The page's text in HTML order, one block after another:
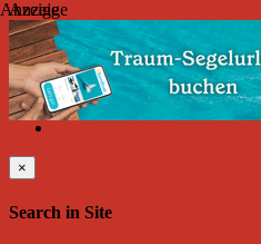
Donnerstag, August 06, 2026
Friend on Facebook Follow
Search
×
Search in Site
Anzeige
Anzeige